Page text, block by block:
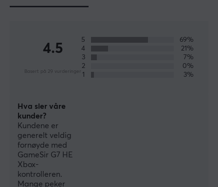
maskinvare, programvare og tjenester som hjelper
brukerne med å vinne.
SPESIFIKASJONER
Farge
Hvit
FORBINDELSE
Forbindelse
USB
4.5
Basert på 29 vurderinger
5
69%
4
21%
3
7%
2
0%
1
3%
Hva sier våre
kunder?
Kundene er
generelt veldig
fornøyde med
GameSir G7 HE
Xbox-
kontrolleren.
Mange peker